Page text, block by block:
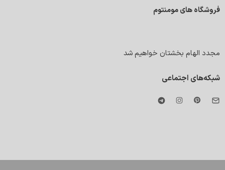
فروشگاه های مومنتوم
مجدد الهام بخشتان خواهیم شد
شبکه‌های اجتماعی